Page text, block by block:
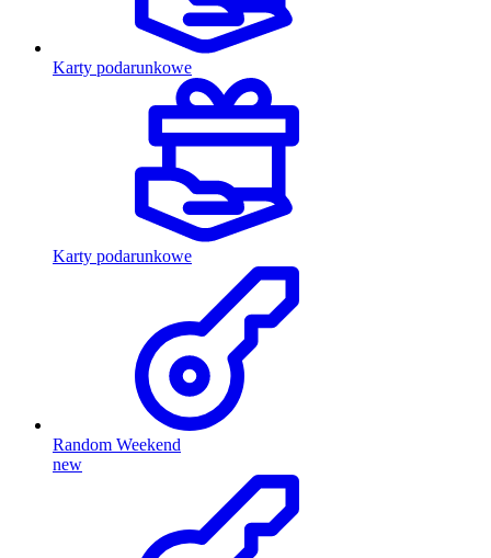
Karty podarunkowe
Karty podarunkowe
Random Weekend
new